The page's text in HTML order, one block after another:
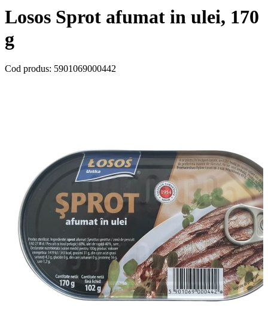
Losos Sprot afumat in ulei, 170
g
Cod produs: 5901069000442